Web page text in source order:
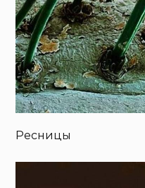
Ресницы